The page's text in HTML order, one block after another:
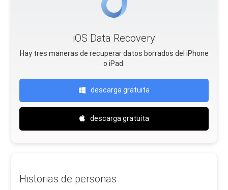
iOS Data Recovery
Hay tres maneras de recuperar datos borrados del iPhone
o iPad.
descarga gratuita
descarga gratuita
Historias de personas